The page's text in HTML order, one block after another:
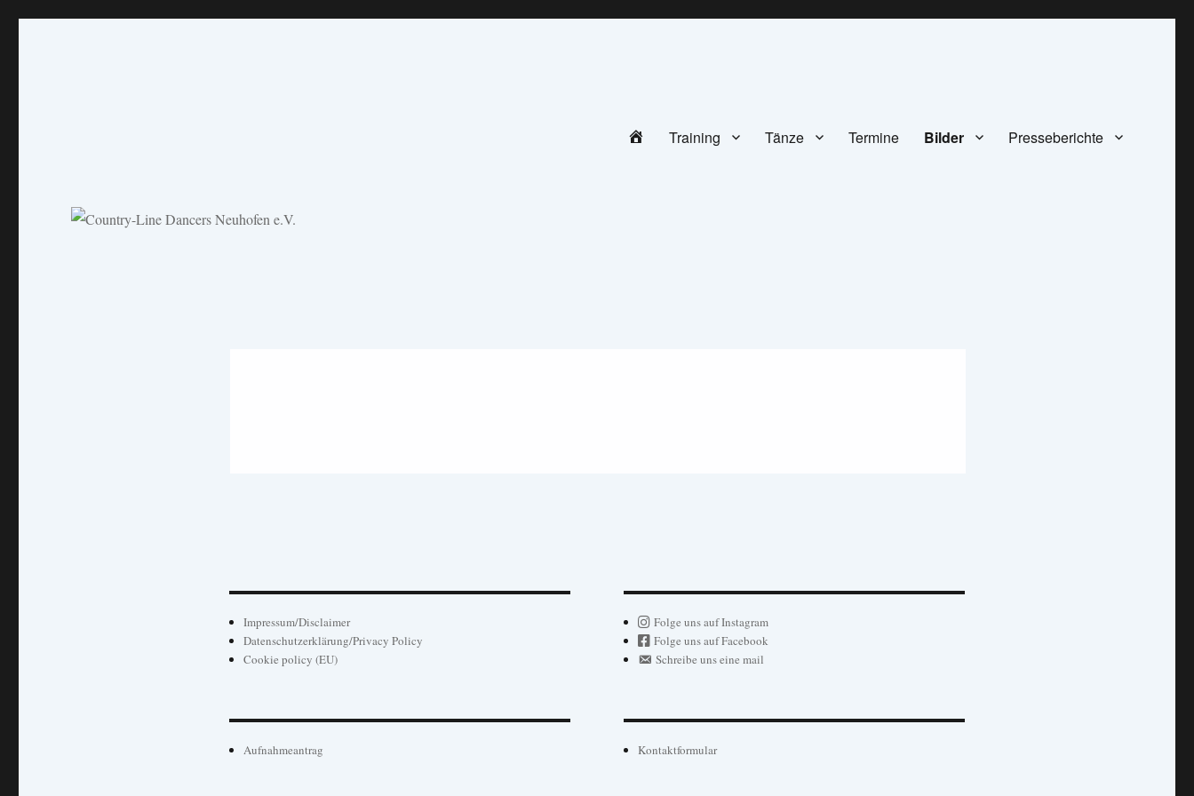
HomeTraining Tänze Termine Bilder Presseberichte
Impressum/Disclaimer
Datenschutzerklärung/Privacy Policy
Cookie policy (EU)
Aufnahmeantrag
Folge uns auf Instagram
Folge uns auf Facebook
Schreibe uns eine mail
Kontaktformular